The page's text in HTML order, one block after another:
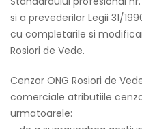
si a prevederilor Legii 31/
cu completarile si
Rosiori de Vede.
Cenzor ONG Rosiori de
comerciale atributiile
urmatoarele: